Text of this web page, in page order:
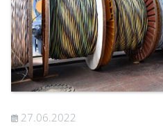
27.06.2022